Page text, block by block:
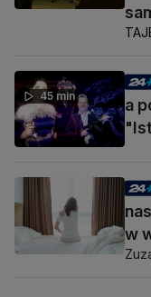
45 min
a
w